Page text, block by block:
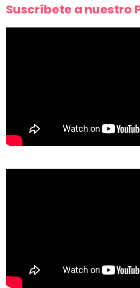
Suscríbete a nuestro